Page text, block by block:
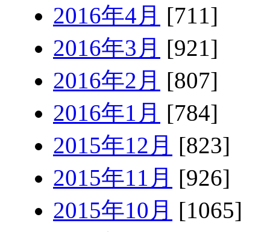
2016年4月 [711]
2016年3月 [921]
2016年2月 [807]
2016年1月 [784]
2015年12月 [823]
2015年11月 [926]
2015年10月 [1065]